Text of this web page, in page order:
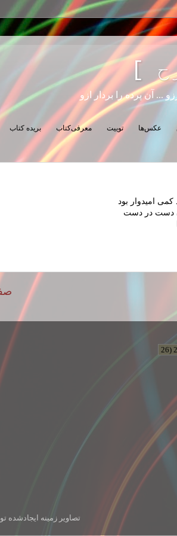
]
... آن پرده را بردار ازو
عکس‌ها توییت معرفی‌کتاب بریده کتاب
امیدوار بود
دست در دست
تصاویر زمینه ایجادشده